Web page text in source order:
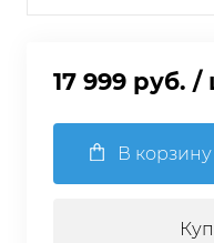
17 999 руб. /
В корзину